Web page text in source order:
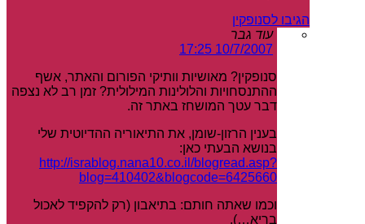
הגיבו לסנופקין
עוד גבר
10/7/2007 17:25
סנופקין? מאושיות וותיקי הפורום והאתר, אשף
ההתנסחויות והלולינות המילולית? זמן רב לא נצפה
דבר עטך המושחז באתר זה.
בענין הרזון-שומן, את התיאוריה ההדיוטית שלי
בנושא הבעתי כאן:
http://israblog.nana10.co.il/blogread.asp?
blog=410402&blogcode=6425660
וכמו שאתה חותם: בתיאבון (רק להקפיד לאכול
בריא…).